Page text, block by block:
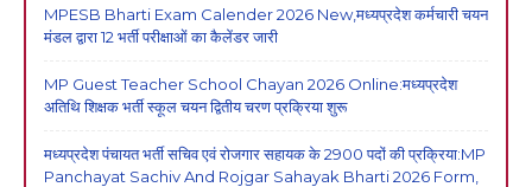
MPESB Bharti Exam Calender 2026 New,मध्यप्रदेश कर्मचारी चयन
मंडल द्वारा 12 भर्ती परीक्षाओं का कैलेंडर जारी
MP Guest Teacher School Chayan 2026 Online:मध्यप्रदेश
अतिथि शिक्षक भर्ती स्कूल चयन द्वितीय चरण प्रक्रिया शुरू
मध्यप्रदेश पंचायत भर्ती सचिव एवं रोजगार सहायक के 2900 पदों की प्रक्रिया:MP
Panchayat Sachiv And Rojgar Sahayak Bharti 2026 Form,